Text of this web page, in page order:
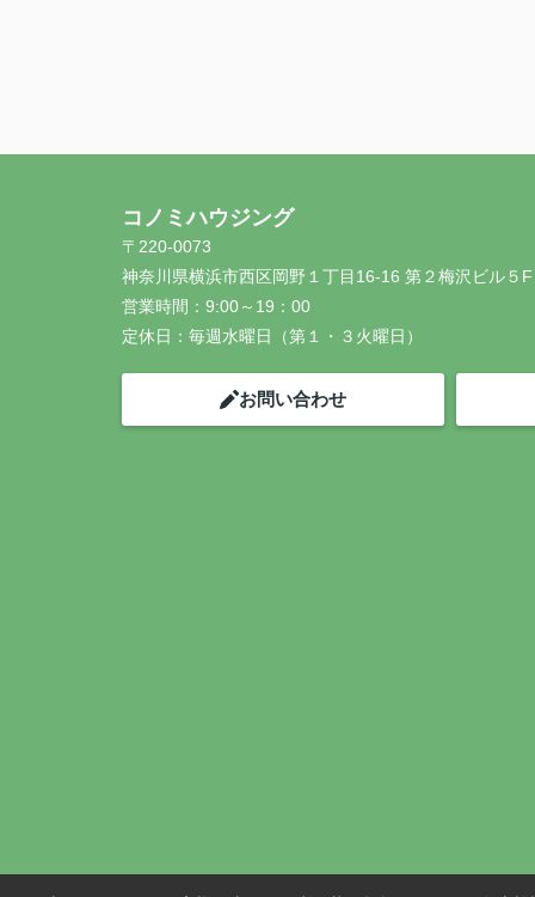
コノミハウジング
〒220-0073
神奈川県横浜市西区岡野１丁目16-16 第２梅沢ビル５F
営業時間： 9:00～19：00
定休日： 毎週水曜日（第１・３火曜日）
お問い合わせ